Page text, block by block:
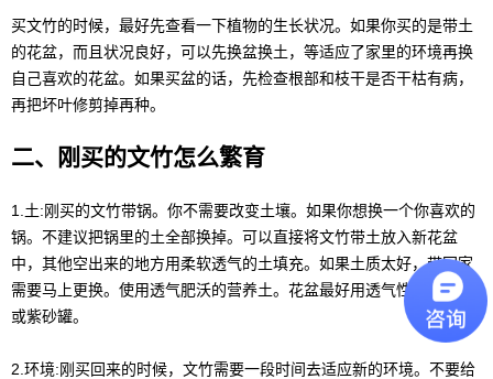
买文竹的时候，最好先查看一下植物的生长状况。如果你买的是带土
的花盆，而且状况良好，可以先换盆换土，等适应了家里的环境再换
自己喜欢的花盆。如果买盆的话，先检查根部和枝干是否干枯有病，
再把坏叶修剪掉再种。
二、刚买的文竹怎么繁育
1.土:刚买的文竹带锅。你不需要改变土壤。如果你想换一个你喜欢的
锅。不建议把锅里的土全部换掉。可以直接将文竹带土放入新花盆
中，其他空出来的地方用柔软透气的土填充。如果土质太好，带回家
需要马上更换。使用透气肥沃的营养土。花盆最好用透气性好的陶罐
或紫砂罐。
2.环境:刚买回来的时候，文竹需要一段时间去适应新的环境。不要给